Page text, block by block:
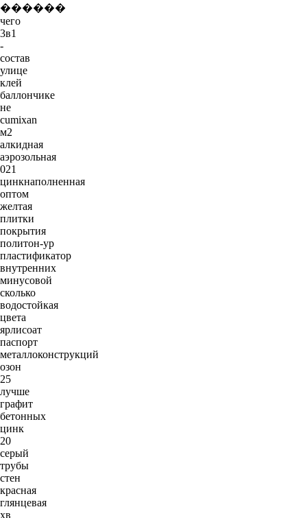
������
чего
3в1
-
состав
улице
клей
баллончике
не
cumixan
м2
алкидная
аэрозольная
021
цинкнаполненная
оптом
желтая
плитки
покрытия
политон-ур
пластификатор
внутренних
минусовой
сколько
водостойкая
цвета
ярлисоат
паспорт
металлоконструкций
озон
25
лучше
графит
бетонных
цинк
20
серый
трубы
стен
красная
глянцевая
хв